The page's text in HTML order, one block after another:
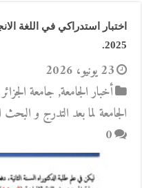
2025.
23 يونيو، 2026
أخبار الجامعة, جامعة الجزائر 3
الجامعة لما بعد التدرج و البحث
0